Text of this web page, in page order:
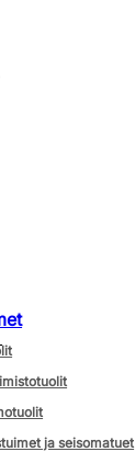
ja seisomatuet